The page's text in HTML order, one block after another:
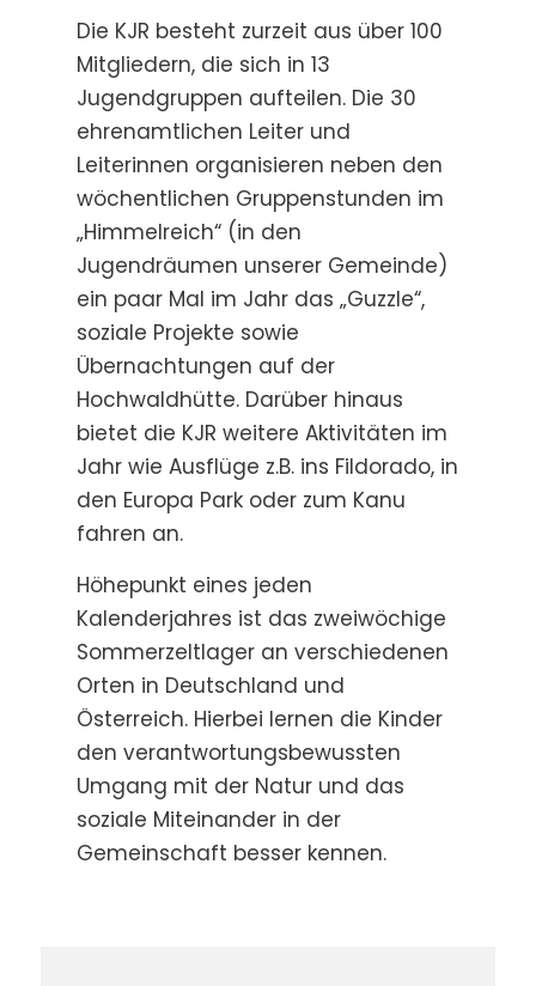
Die KJR besteht zurzeit aus über 100
Mitgliedern, die sich in 13
Jugendgruppen aufteilen. Die 30
ehrenamtlichen Leiter und
Leiterinnen organisieren neben den
wöchentlichen Gruppenstunden im
„Himmelreich“ (in den
Jugendräumen unserer Gemeinde)
ein paar Mal im Jahr das „Guzzle“,
soziale Projekte sowie
Übernachtungen auf der
Hochwaldhütte. Darüber hinaus
bietet die KJR weitere Aktivitäten im
Jahr wie Ausflüge z.B. ins Fildorado, in
den Europa Park oder zum Kanu
fahren an.
Höhepunkt eines jeden
Kalenderjahres ist das zweiwöchige
Sommerzeltlager an verschiedenen
Orten in Deutschland und
Österreich. Hierbei lernen die Kinder
den verantwortungsbewussten
Umgang mit der Natur und das
soziale Miteinander in der
Gemeinschaft besser kennen.